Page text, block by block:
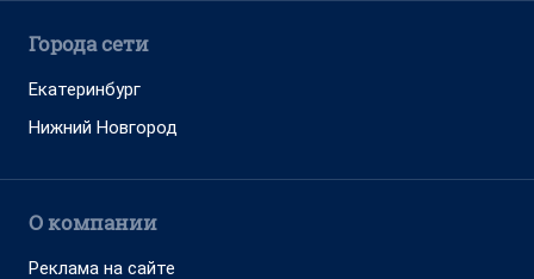
Города сети
Екатеринбург
Нижний Новгород
О компании
Реклама на сайте